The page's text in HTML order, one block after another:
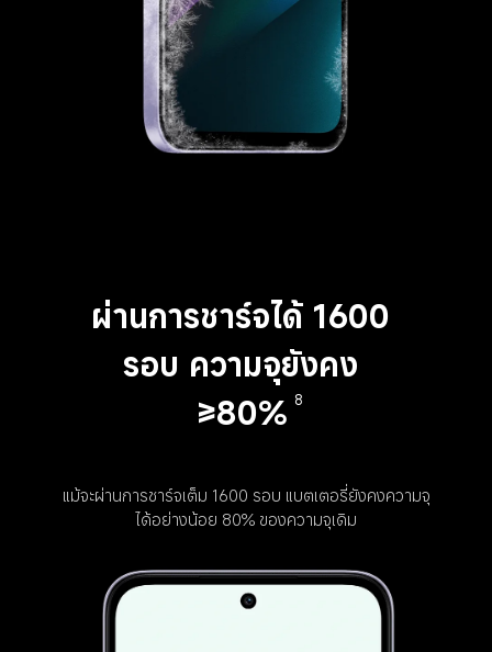
ผ่านการชาร์จได้ 1600
รอบ ความจุยังคง
≥80% 8
แม้จะผ่านการชาร์จเต็ม 1600 รอบ แบตเตอรี่ยังคงความจุ
ได้อย่างน้อย 80% ของความจุเดิม